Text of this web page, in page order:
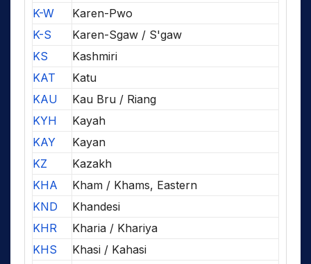
K-W
Karen-Pwo
K-S
Karen-Sgaw / S'gaw
KS
Kashmiri
KAT
Katu
KAU
Kau Bru / Riang
KYH
Kayah
KAY
Kayan
KZ
Kazakh
KHA
Kham / Khams, Eastern
KND
Khandesi
KHR
Kharia / Khariya
KHS
Khasi / Kahasi